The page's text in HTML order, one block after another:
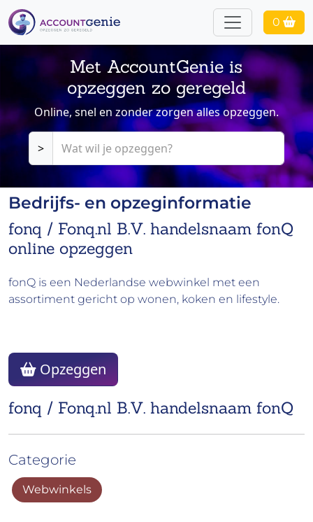
0
Met AccountGenie is
opzeggen zo geregeld
Online, snel en zonder zorgen alles opzeggen.
>
Bedrijfs- en opzeginformatie
fonq / Fonq.nl B.V. handelsnaam fonQ
online opzeggen
fonQ is een Nederlandse webwinkel met een
assortiment gericht op wonen, koken en lifestyle.
fonq / Fonq.nl B.V. handelsnaam fonQ
Opzeggen
Categorie
Webwinkels